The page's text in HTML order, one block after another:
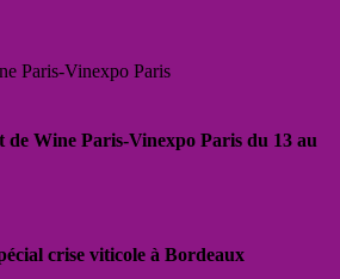
Paris-Vinexpo Paris
de Wine Paris-Vinexpo Paris du 13 au
crise viticole à Bordeaux